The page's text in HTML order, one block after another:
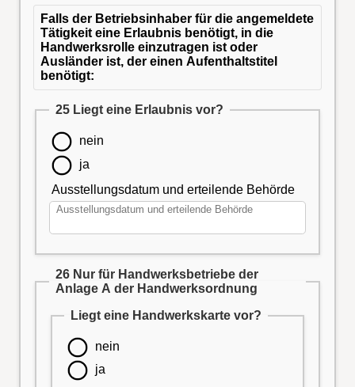
Falls der Betriebsinhaber für die angemeldete
Tätigkeit eine Erlaubnis benötigt, in die
Handwerksrolle einzutragen ist oder
Ausländer ist, der einen Aufenthaltstitel
benötigt:
25 Liegt eine Erlaubnis vor?
nein
ja
Ausstellungsdatum und erteilende Behörde
26 Nur für Handwerksbetriebe der
Anlage A der Handwerksordnung
Liegt eine Handwerkskarte vor?
nein
ja